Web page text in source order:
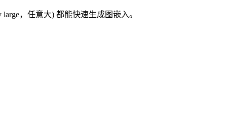
，任意大) 都能快速生成图嵌入。